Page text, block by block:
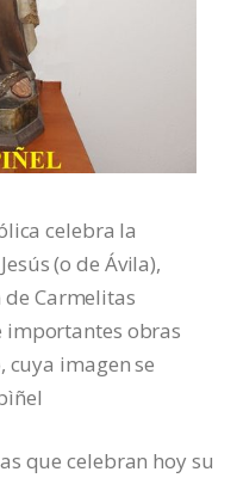
celebra la
(o de Ávila),
Carmelitas
importantes obras
imagen se
que celebran hoy su